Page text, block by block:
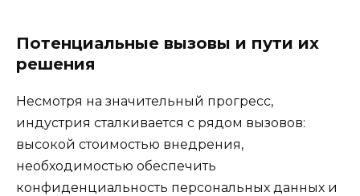
Потенциальные вызовы и пути их
решения
Несмотря на значительный прогресс,
индустрия сталкивается с рядом вызовов:
высокой стоимостью внедрения,
необходимостью обеспечить
конфиденциальность персональных данных и